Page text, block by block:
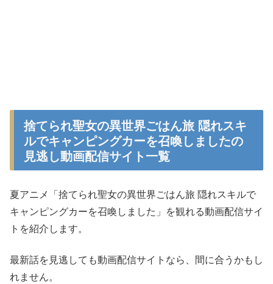
捨てられ聖女の異世界ごはん旅 隠れスキ
ルでキャンピングカーを召喚しましたの
見逃し動画配信サイト一覧
夏アニメ「捨てられ聖女の異世界ごはん旅 隠れスキルで
キャンピングカーを召喚しました」を観れる動画配信サイ
トを紹介します。
最新話を見逃しても動画配信サイトなら、間に合うかもし
れません。